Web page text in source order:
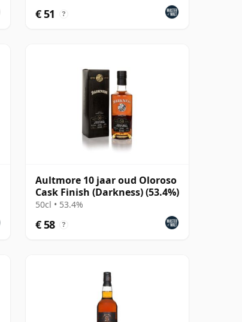
€ 51 ?
Aultmore 10 jaar oud Oloroso
Cask Finish (Darkness) (53.4%)
50cl • 53.4%
€ 58 ?